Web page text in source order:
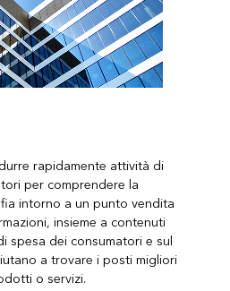
rapidamente attività di
per comprendere la
intorno a un punto vendita
insieme a contenuti
spesa dei consumatori e sul
a trovare i posti migliori
o servizi.